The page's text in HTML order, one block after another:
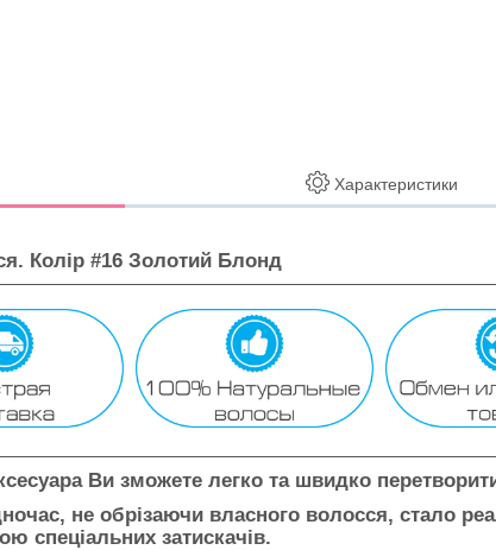
Характеристики
Колір #16 Золотий Блонд
Ви зможете легко та швидко
не обрізаючи власного волосся, стало
спеціальних затискачів.